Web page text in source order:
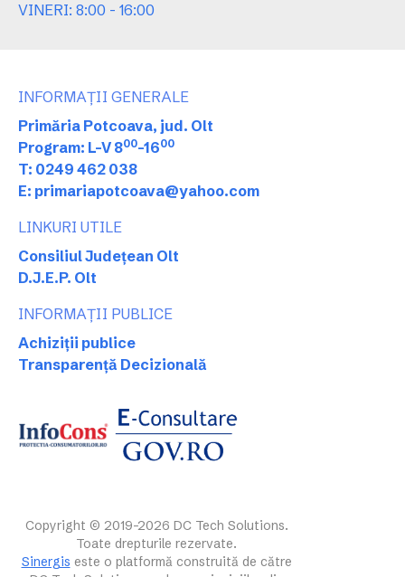
VINERI: 8:00 - 16:00
INFORMAȚII GENERALE
Primăria Potcoava, jud. Olt
Program: L-V 800-1600
T: 0249 462 038
E: primariapotcoava@yahoo.com
LINKURI UTILE
Consiliul Județean Olt
D.J.E.P. Olt
INFORMAȚII PUBLICE
Achiziții publice
Transparență Decizională
Copyright © 2019-2026 DC Tech Solutions.
Toate drepturile rezervate.
Sinergis este o platformă construită de către